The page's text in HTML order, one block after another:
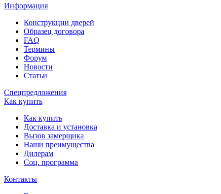
Информация
Конструкции дверей
Образец договора
FAQ
Термины
Форум
Новости
Статьи
Спецпредложения
Как купить
Как купить
Доставка и установка
Вызов замерщика
Наши преимущества
Дилерам
Соц. программа
Контакты